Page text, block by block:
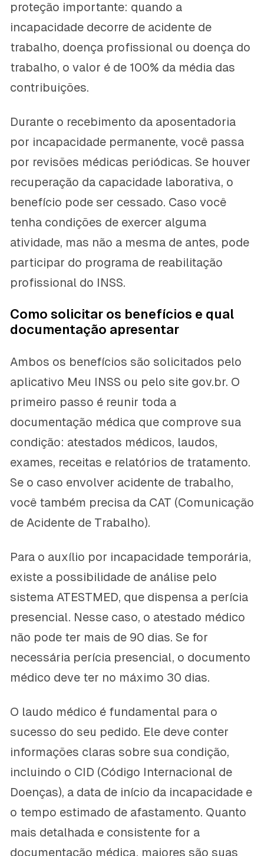
proteção importante: quando a
incapacidade decorre de acidente de
trabalho, doença profissional ou doença do
trabalho, o valor é de 100% da média das
contribuições.
Durante o recebimento da aposentadoria
por incapacidade permanente, você passa
por revisões médicas periódicas. Se houver
recuperação da capacidade laborativa, o
benefício pode ser cessado. Caso você
tenha condições de exercer alguma
atividade, mas não a mesma de antes, pode
participar do programa de reabilitação
profissional do INSS.
Como solicitar os benefícios e qual
documentação apresentar
Ambos os benefícios são solicitados pelo
aplicativo Meu INSS ou pelo site gov.br. O
primeiro passo é reunir toda a
documentação médica que comprove sua
condição: atestados médicos, laudos,
exames, receitas e relatórios de tratamento.
Se o caso envolver acidente de trabalho,
você também precisa da CAT (Comunicação
de Acidente de Trabalho).
Para o auxílio por incapacidade temporária,
existe a possibilidade de análise pelo
sistema ATESTMED, que dispensa a perícia
presencial. Nesse caso, o atestado médico
não pode ter mais de 90 dias. Se for
necessária perícia presencial, o documento
médico deve ter no máximo 30 dias.
O laudo médico é fundamental para o
sucesso do seu pedido. Ele deve conter
informações claras sobre sua condição,
incluindo o CID (Código Internacional de
Doenças), a data de início da incapacidade e
o tempo estimado de afastamento. Quanto
mais detalhada e consistente for a
documentação médica, maiores são suas